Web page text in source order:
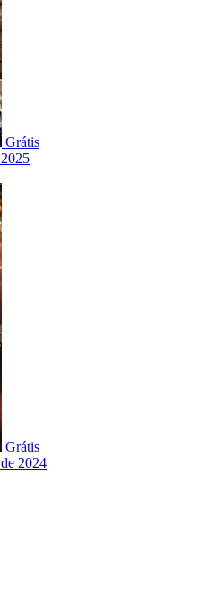
Grátis
Grátis
2024